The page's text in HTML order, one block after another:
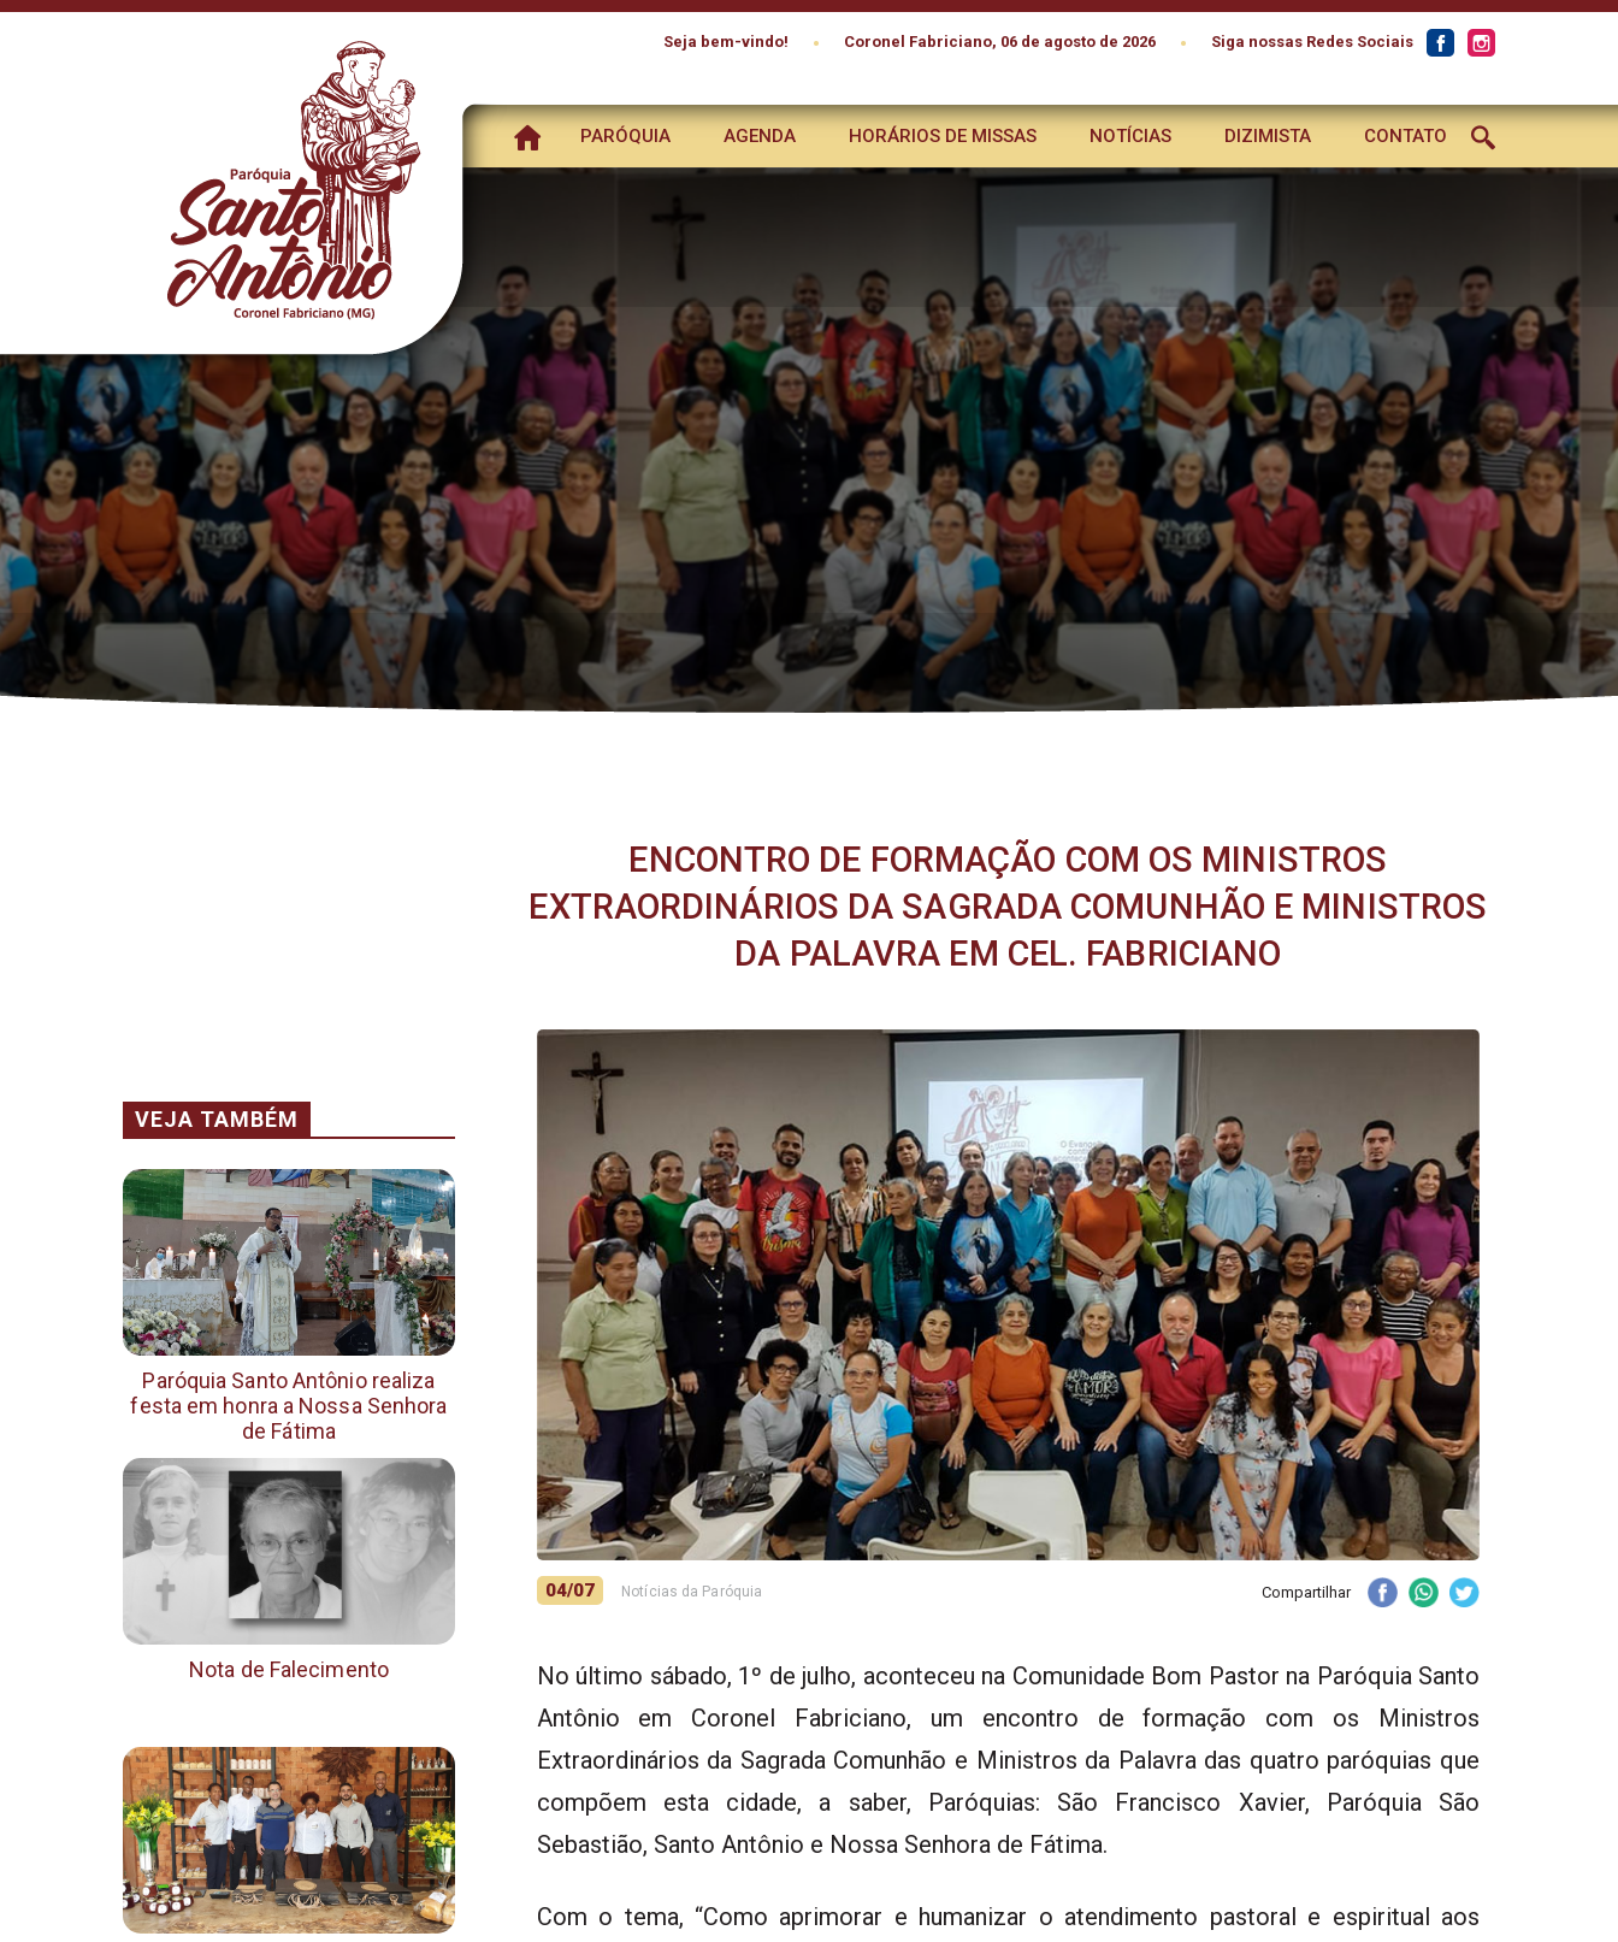
Seja bem-vindo! • Coronel Fabriciano, 06 de agosto de 2026 • Siga nossas Redes Sociais
PARÓQUIA AGENDA HORÁRIOS DE MISSAS NOTÍCIAS DIZIMISTA CONTATO
ENCONTRO DE FORMAÇÃO COM OS MINISTROS
EXTRAORDINÁRIOS DA SAGRADA COMUNHÃO E MINISTROS
DA PALAVRA EM CEL. FABRICIANO
04/07 Notícias da Paróquia Compartilhar
No último sábado, 1º de julho, aconteceu na Comunidade Bom Pastor na Paróquia Santo
Antônio em Coronel Fabriciano, um encontro de formação com os Ministros
Extraordinários da Sagrada Comunhão e Ministros da Palavra das quatro paróquias que
compõem esta cidade, a saber, Paróquias: São Francisco Xavier, Paróquia São
Sebastião, Santo Antônio e Nossa Senhora de Fátima.
Com o tema, “Como aprimorar e humanizar o atendimento pastoral e espiritual aos
VEJA TAMBÉM
Paróquia Santo Antônio realiza
festa em honra a Nossa Senhora
de Fátima
Nota de Falecimento